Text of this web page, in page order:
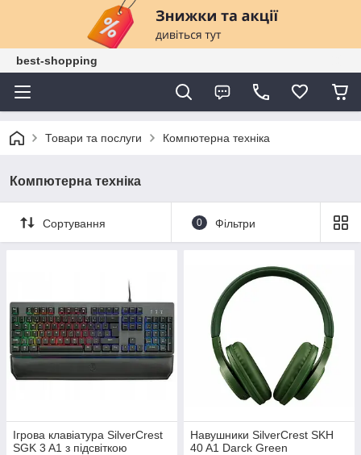
best-shopping
Товари та послуги Компютерна техніка
Компютерна техніка
Сортування 0 Фільтри
Ігрова клавіатура SilverCrest
SGK 3 A1 з підсвіткою
Навушники SilverCrest SKH
40 A1 Darck Green